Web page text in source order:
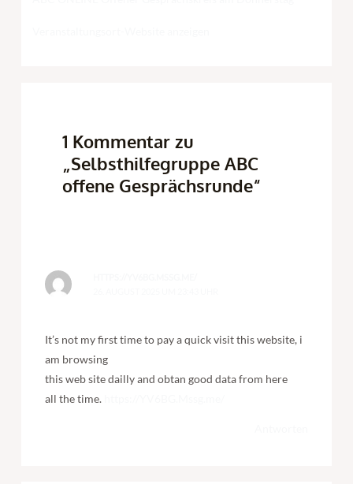
1 Kommentar zu
„Selbsthilfegruppe ABC
offene Gesprächsrunde“
It’s not my first time to pay a quick visit this website, i
am browsing
this web site dailly and obtan good data from here
all the time.